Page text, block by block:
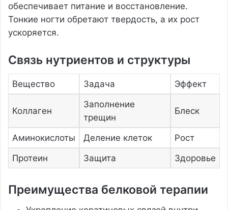
обеспечивает питание и восстановление.
Тонкие ногти обретают твердость, а их рост
ускоряется.
Связь нутриентов и структуры
Вещество Задача Эффект
Коллаген
Заполнение
трещин
Блеск
Аминокислоты Деление клеток
Рост
Протеин
Защита Здоровье
Преимущества белковой терапии